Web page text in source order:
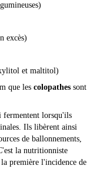
excès)
et maltitol)
que les colopathes sont
fermentent lorsqu'ils
Ils libèrent ainsi
de ballonnements,
la nutritionniste
première l'incidence de